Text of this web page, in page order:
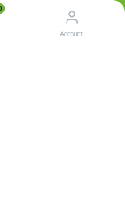
Account